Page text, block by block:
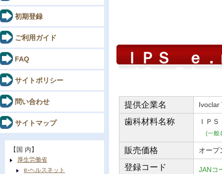
ＩＰＳ ｅ
提供企業名 Ivoclar
歯科材料名称 ＩＰ
(一般
販売価格 オープ
登録コード JANコ
初期登録
ご利用ガイド
FAQ
サイトポリシー
問い合わせ
サイトマップ
【国 内】
厚生労働省
e-ヘルスネット